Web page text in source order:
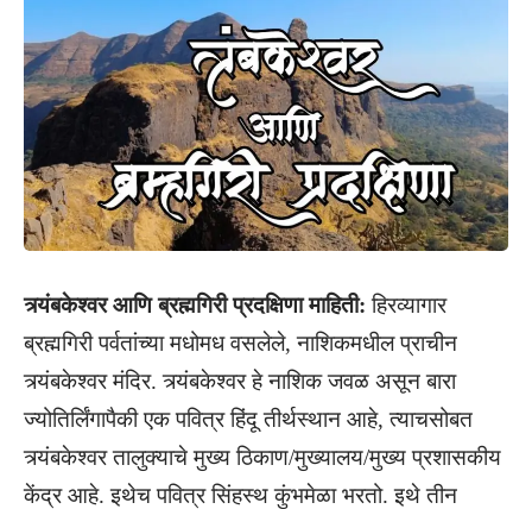
त्र्यंबकेश्वर आणि ब्रह्मगिरी प्रदक्षिणा माहिती: हिरव्यागार
ब्रह्मगिरी पर्वतांच्या मधोमध वसलेले, नाशिकमधील प्राचीन
त्र्यंबकेश्वरमंदिर. त्र्यंबकेश्वर हे नाशिक जवळ असून बारा
ज्योतिर्लिंगापैकी एक पवित्र हिंदू तीर्थस्थान आहे, त्याचसोबत
त्र्यंबकेश्वर तालुक्याचे मुख्य ठिकाण/मुख्यालय/मुख्य प्रशासकीय
केंद्र आहे. इथेच पवित्र सिंहस्थ कुंभमेळा भरतो. इथे तीन